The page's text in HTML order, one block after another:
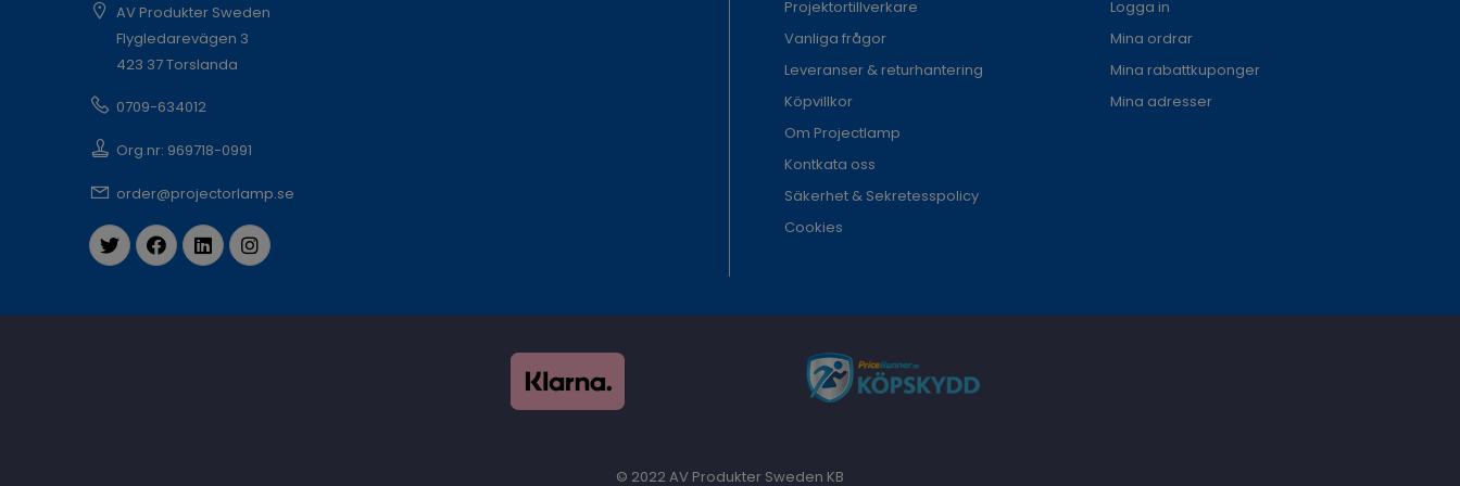
AV Produkter Sweden
Flygledarevägen 3
423 37 Torslanda
0709-634012
Org.nr: 969718-0991
order@projectorlamp.se
Projektortillverkare
Vanliga frågor
Leveranser & returhantering
Köpvillkor
Om Projectlamp
Kontkata oss
Säkerhet & Sekretesspolicy
Cookies
Logga in
Mina ordrar
Mina rabattkuponger
Mina adresser
© 2022 AV Produkter Sweden KB